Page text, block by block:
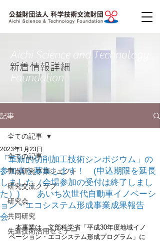
Aichi Science and Technology
Foundation
​新着情報詳細
記事
全ての記事
重点研究プロジェクト
研究交流クラブ
研究会
共同研究
先進技術活用セミナー
全ての記事
「革新的切削加工技術シンポジウム」の
参加者を募集します！ (申込期限を延長
しました（会場参加の受付は終了しまし
た）) あいち次世代自動車イノベーシ
ョン・エコシステム形成事業成果報告
会
2023年1月23日
本事業は、⽂部科学省「平成30年度地域イノ
ベーション・エコシステム形成プログラム」に